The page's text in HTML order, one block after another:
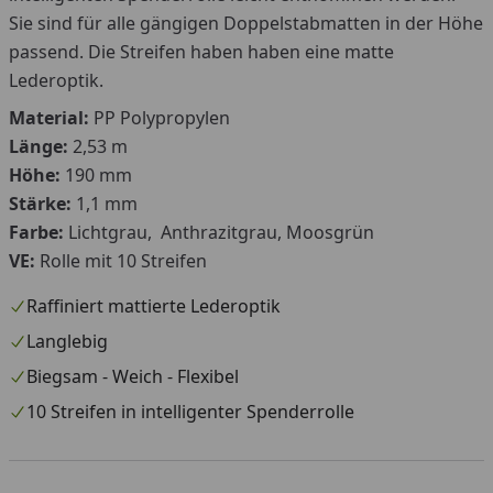
Sie sind für alle gängigen Doppelstabmatten in der Höhe
passend. Die Streifen haben haben eine matte
Lederoptik.
Material: PP Polypropylen
Länge: 2,53 m
Höhe: 190 mm
Stärke: 1,1 mm
Farbe: Lichtgrau, Anthrazitgrau, Moosgrün
VE: Rolle mit 10 Streifen
Raffiniert mattierte Lederoptik
Langlebig
Biegsam - Weich - Flexibel
10 Streifen in intelligenter Spenderrolle